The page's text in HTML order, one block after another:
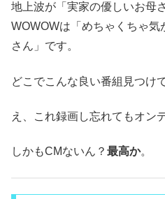
地上波が「実家の優しいお母
WOWOWは「めちゃくちゃ
さん」です。
どこでこんな良い番組見つけ
え、これ録画し忘れてもオン
しかもCMないん？ 最高か。